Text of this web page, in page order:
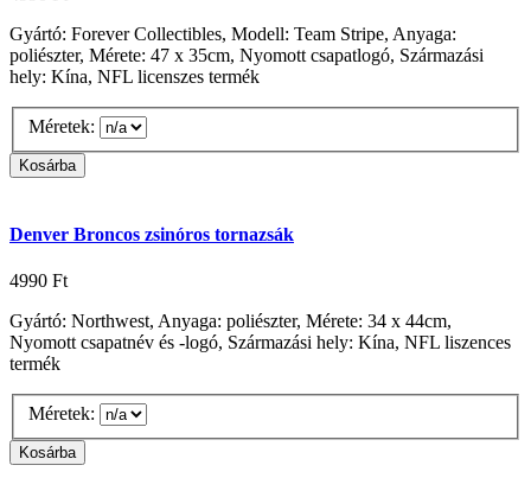
Gyártó: Forever Collectibles, Modell: Team Stripe, Anyaga:
poliészter, Mérete: 47 x 35cm, Nyomott csapatlogó, Származási
hely: Kína, NFL licenszes termék
Méretek:
Denver Broncos zsinóros tornazsák
4990 Ft
Gyártó: Northwest, Anyaga: poliészter, Mérete: 34 x 44cm,
Nyomott csapatnév és -logó, Származási hely: Kína, NFL liszences
termék
Méretek: